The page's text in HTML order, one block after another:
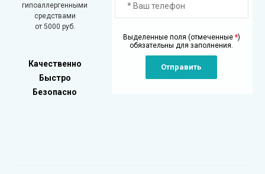
гипоаллергенными
средствами
от 5000 руб.
Качественно
Быстро
Безопасно
Выделенные поля (отмеченные *)
обязательны для заполнения.
Отправить